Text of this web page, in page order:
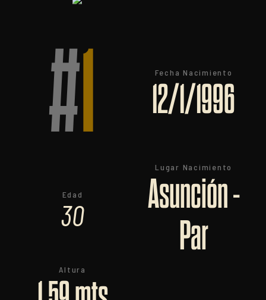
#1 Fecha Nacimiento
12/1/1996
Edad
30
Lugar Nacimiento
Asunción -
Par
Altura